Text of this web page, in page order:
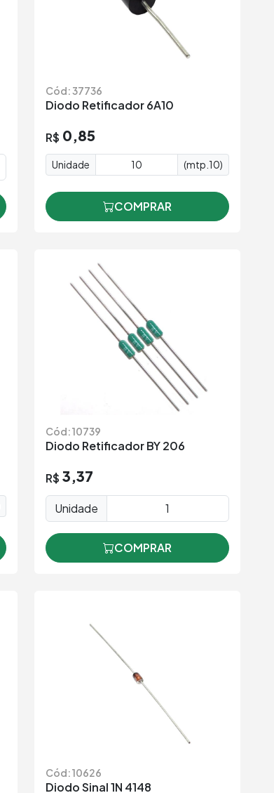
Cód: 37736
Diodo Retificador 6A10
R$ 0,85
Unidade (mtp.10)
COMPRAR
Cód: 10739
Diodo Retificador BY 206
R$ 3,37
Unidade
COMPRAR
Cód: 10626
Diodo Sinal 1N 4148